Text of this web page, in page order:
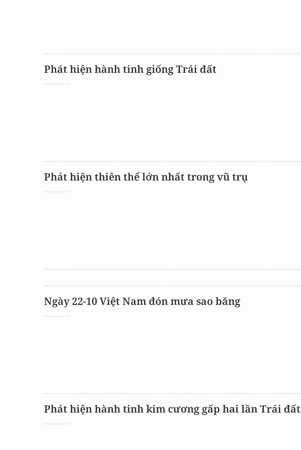
Phát hiện hành tinh giống Trái đất
Phát hiện thiên thể lớn nhất trong vũ trụ
Ngày 22-10 Việt Nam đón mưa sao băng
Phát hiện hành tinh kim cương gấp hai lần Trái đất